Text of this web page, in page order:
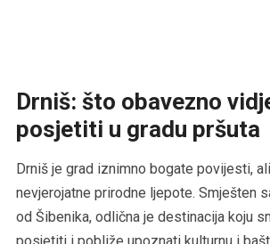
Drniš: što obavezno
posjetiti u gradu pršuta
Drniš je grad iznimno bogate povijesti,
nevjerojatne prirodne ljepote. Smješten
od Šibenika, odlična je destinacija koju
posjetiti i pobliže upoznati kulturnu i